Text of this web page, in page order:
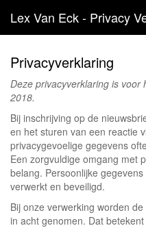
Lex Van Eck - Privacy
Privacyverklaring
Deze privacyverklaring is
2018.
Bij inschrijving op de
en het sturen van een reactie
privacygevoelige gegevens
Een zorgvuldige omgang met
belang. Persoonlijke
verwerkt en beveiligd.
Bij onze verwerking worden
in acht genomen. Dat